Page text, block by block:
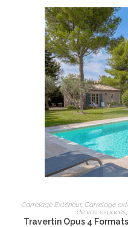
Carrelage Extérieur, Carrelage
de vos espaces,
Travertin Opus 4